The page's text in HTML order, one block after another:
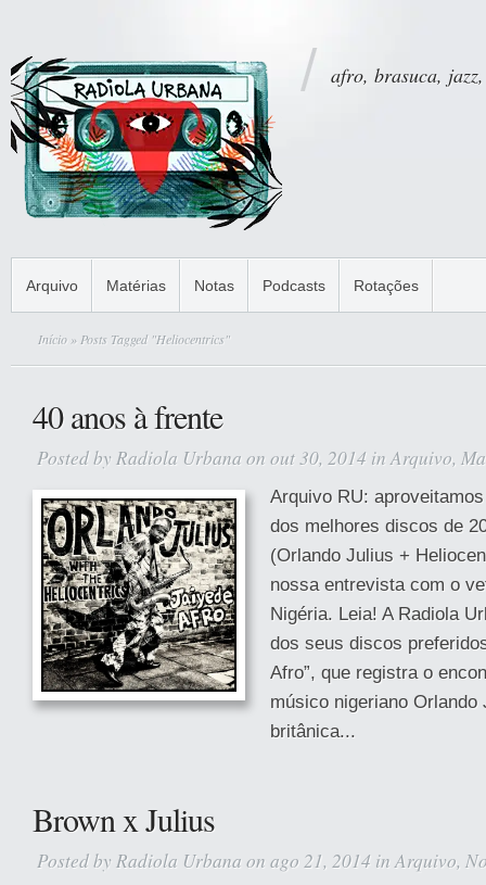
afro, brasuca,
Arquivo Matérias Notas Podcasts Rotações
Início » Posts Tagged "Heliocentrics"
40 anos à frente
Posted by Radiola Urbana on out 30, 2014 inArquivo,
Arquivo RU:
dos melhores discos de
(Orlando Julius +
nossa entrevista com o
Nigéria. Leia! A Radiola
dos seus discos
Afro”, que registra o
músico nigeriano Orlando
britânica...
Brown x Julius
Posted by Radiola Urbana on ago 21, 2014 inArquivo,